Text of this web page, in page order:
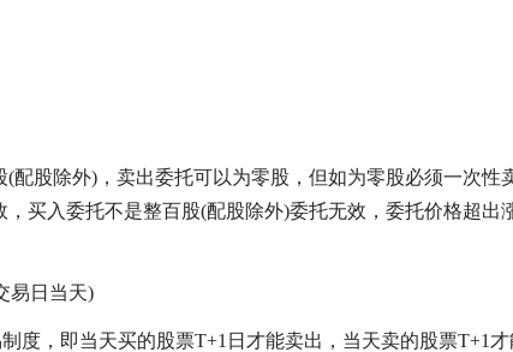
(配股除外)，卖出委托可以为零股，但如为零股必须一次性
，买入委托不是整百股(配股除外)委托无效，委托价格超出
易日当天)
度，即当天买的股票T+1日才能卖出，当天卖的股票T+1才